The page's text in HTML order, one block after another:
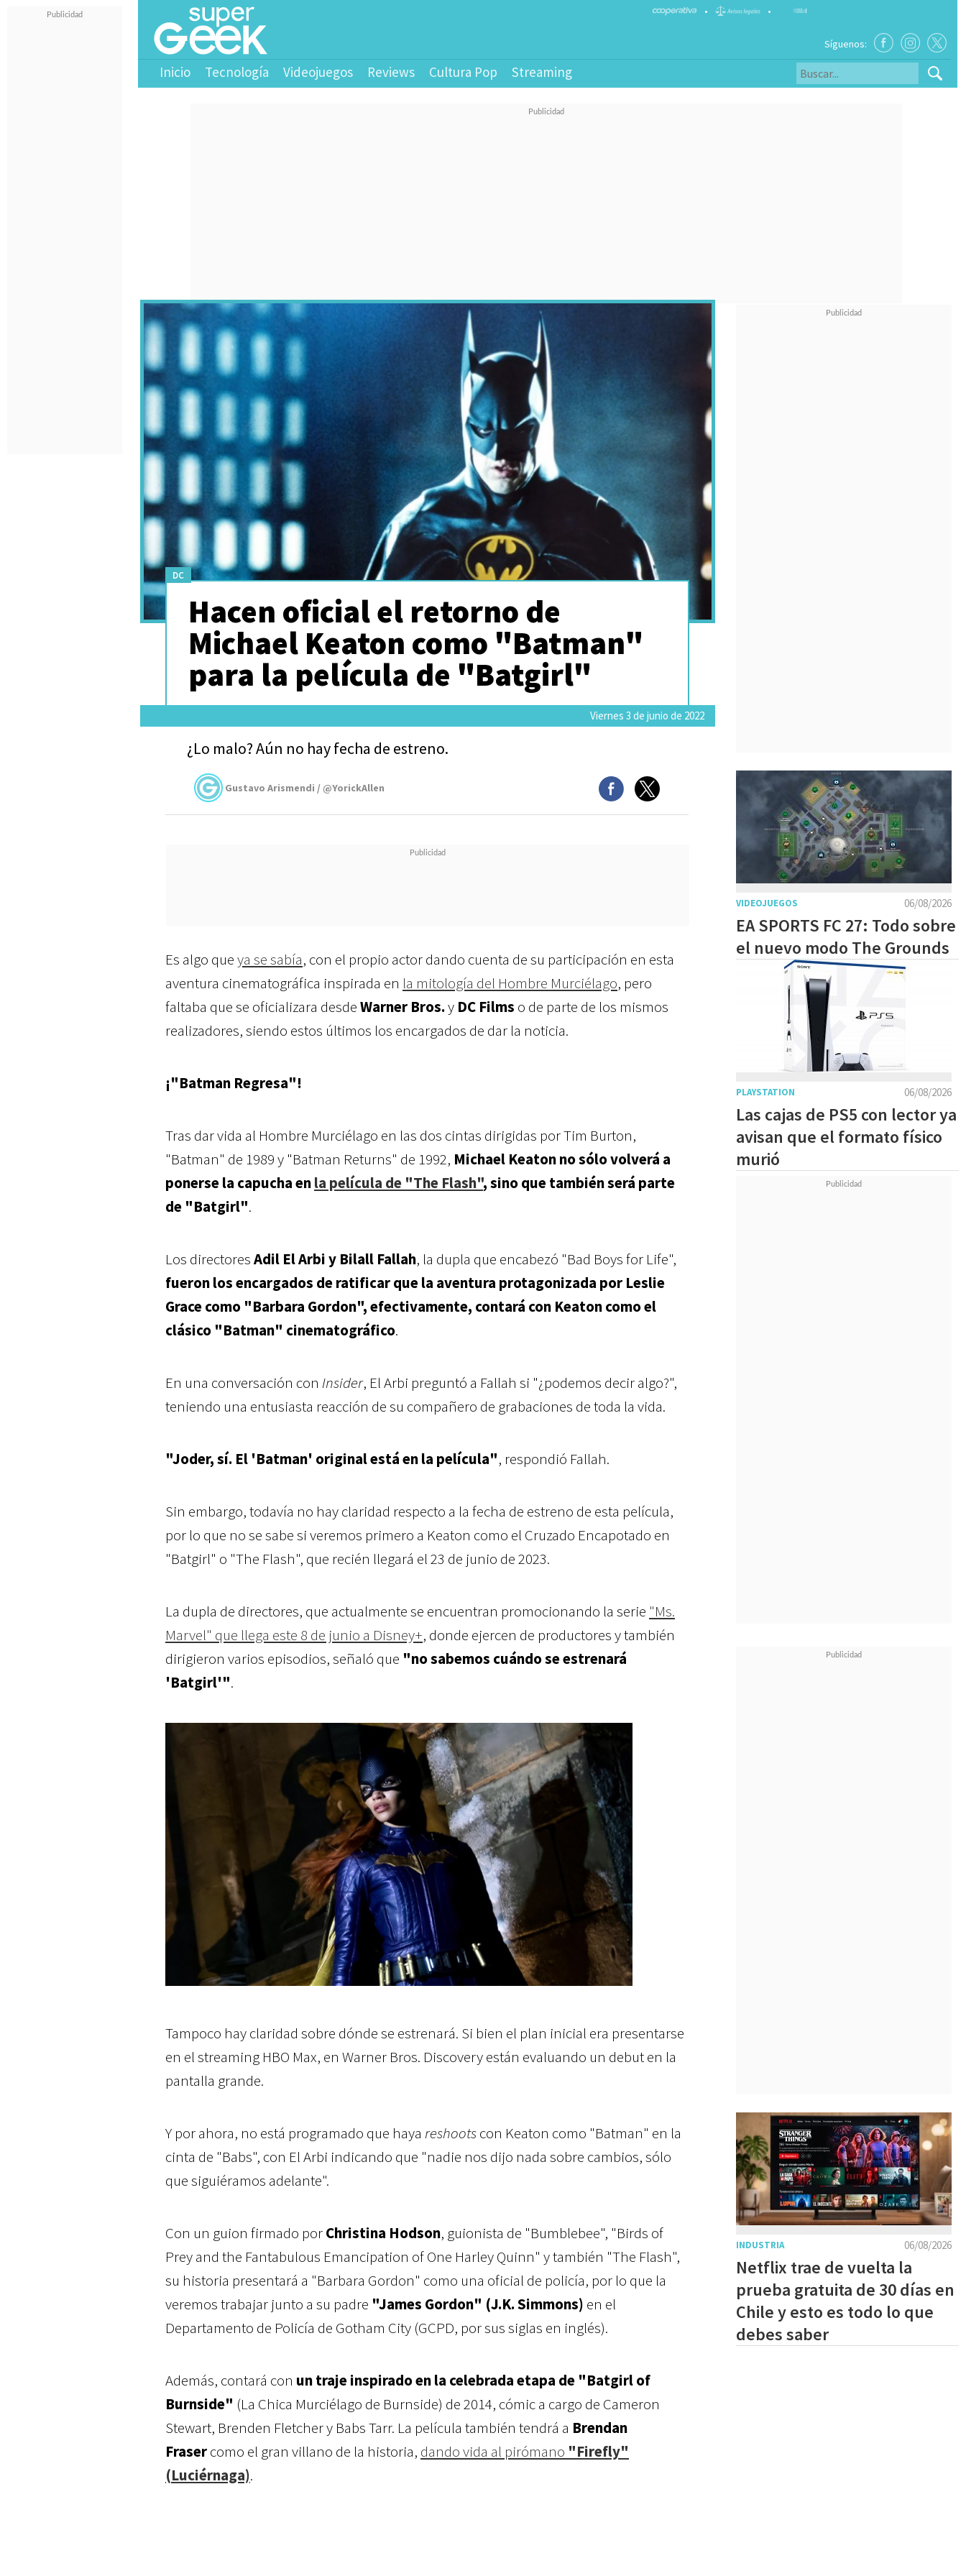
• •
Síguenos:
Inicio Tecnología Videojuegos Reviews Cultura Pop Streaming
DC
Hacen oficial el retorno de
Michael Keaton como "Batman"
para la película de "Batgirl"
Viernes 3 de junio de 2022
¿Lo malo? Aún no hay fecha de estreno.
Gustavo Arismendi / @YorickAllen
Es algo queya se sabía, con el propio actor dando cuenta de su participación en esta
aventura cinematográfica inspirada en la mitología del Hombre Murciélago, pero
faltaba que se oficializara desdeWarner Bros.y DC Films o de parte de los mismos
realizadores, siendo estos últimos los encargados de dar la noticia.
¡"Batman Regresa"!
Tras dar vida al Hombre Murciélago en las dos cintas dirigidas por Tim Burton,
"Batman" de 1989 y "Batman Returns" de 1992, Michael Keaton no sólo volverá a
ponerse la capucha enla película de "The Flash", sino que también será parte
de "Batgirl".
Los directoresAdil El Arbi y Bilall Fallah, la dupla que encabezó "Bad Boys for Life",
fueron los encargados de ratificar que la aventura protagonizada por Leslie
Grace como "Barbara Gordon", efectivamente, contará con Keaton como el
clásico "Batman" cinematográfico.
En una conversación con Insider, El Arbi preguntó a Fallah si "¿podemos decir algo?",
teniendo una entusiasta reacción de su compañero de grabaciones de toda la vida.
"Joder, sí. El 'Batman' original está en la película", respondió Fallah.
Sin embargo, todavía no hay claridad respecto a la fecha de estreno de esta película,
por lo que no se sabe si veremos primero a Keaton como el Cruzado Encapotado en
"Batgirl" o "The Flash", que recién llegará el 23 de junio de 2023.
La dupla de directores, que actualmente se encuentran promocionando la serie "Ms.
Marvel" que llega este 8 de junio a Disney+, donde ejercen de productores y también
dirigieron varios episodios, señaló que "no sabemos cuándo se estrenará
'Batgirl'".
Tampoco hay claridad sobre dónde se estrenará. Si bien el plan inicial era presentarse
en el streaming HBO Max, en Warner Bros. Discovery están evaluando un debut en la
pantalla grande.
Y por ahora, no está programado que haya reshootscon Keaton como "Batman" en la
cinta de "Babs", con El Arbi indicando que "nadie nos dijo nada sobre cambios, sólo
que siguiéramos adelante".
Con un guion firmado porChristina Hodson, guionista de "Bumblebee", "Birds of
Prey and the Fantabulous Emancipation of One Harley Quinn" y también "The Flash",
su historia presentará a "Barbara Gordon" como una oficial de policía, por lo que la
veremos trabajar junto a su padre "James Gordon" (J.K. Simmons) en el
Departamento de Policía de Gotham City (GCPD, por sus siglas en inglés).
Además, contará con un traje inspirado en la celebrada etapa de "Batgirl of
Burnside" (La Chica Murciélago de Burnside) de 2014, cómic a cargo de Cameron
Stewart, Brenden Fletcher y Babs Tarr. La película también tendrá a Brendan
Frasercomo el gran villano de la historia, dando vida al pirómano "Firefly"
(Luciérnaga).
06/08/2026
VIDEOJUEGOS
EA SPORTS FC 27: Todo sobre
el nuevo modo The Grounds
06/08/2026
PLAYSTATION
Las cajas de PS5 con lector ya
avisan que el formato físico
murió
06/08/2026
INDUSTRIA
Netflix trae de vuelta la
prueba gratuita de 30 días en
Chile y esto es todo lo que
debes saber